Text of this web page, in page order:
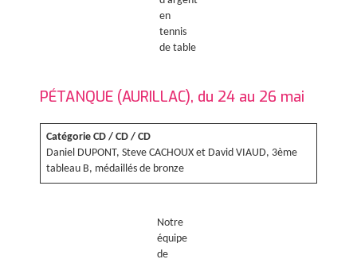
en
tennis
de table
PÉTANQUE (AURILLAC), du 24 au 26 mai
Catégorie CD / CD / CD
Daniel DUPONT, Steve CACHOUX et David VIAUD, 3ème
tableau B, médaillés de bronze
Notre
équipe
de